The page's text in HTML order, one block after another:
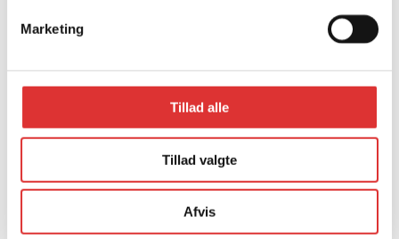
Marketing
Tillad alle
Tillad valgte
Afvis